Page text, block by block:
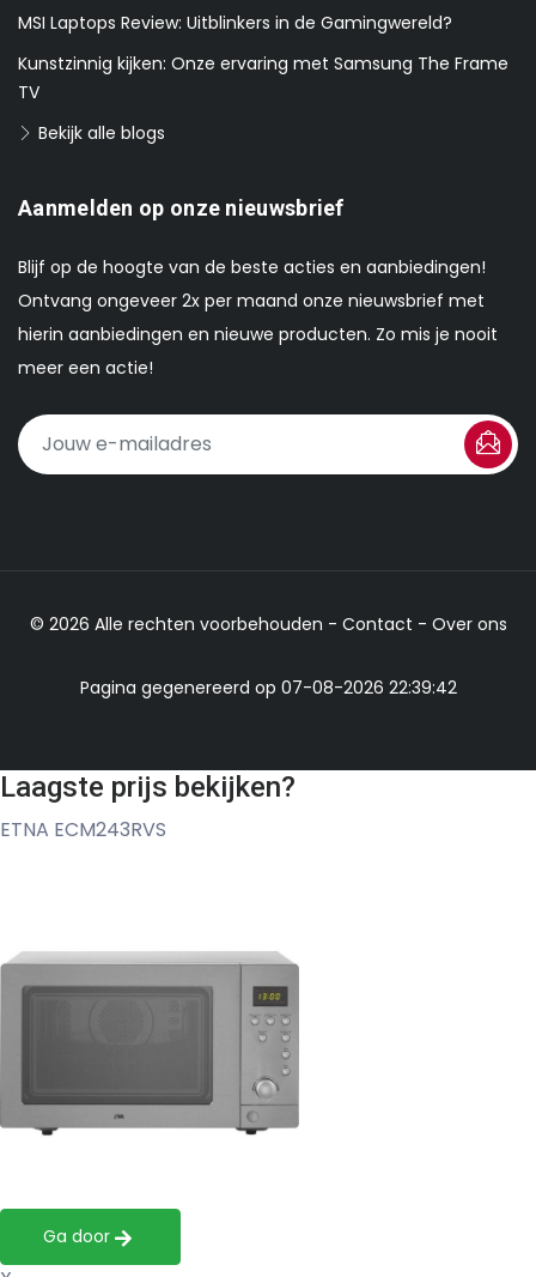
MSI Laptops Review: Uitblinkers in de Gamingwereld?
Kunstzinnig kijken: Onze ervaring met Samsung The Frame
TV
Bekijk alle blogs
Aanmelden op onze nieuwsbrief
Blijf op de hoogte van de beste acties en aanbiedingen!
Ontvang ongeveer 2x per maand onze nieuwsbrief met
hierin aanbiedingen en nieuwe producten. Zo mis je nooit
meer een actie!
© 2026 Alle rechten voorbehouden - Contact - Over ons
Pagina gegenereerd op 07-08-2026 22:39:42
Laagste prijs bekijken?
ETNA ECM243RVS
Ga door